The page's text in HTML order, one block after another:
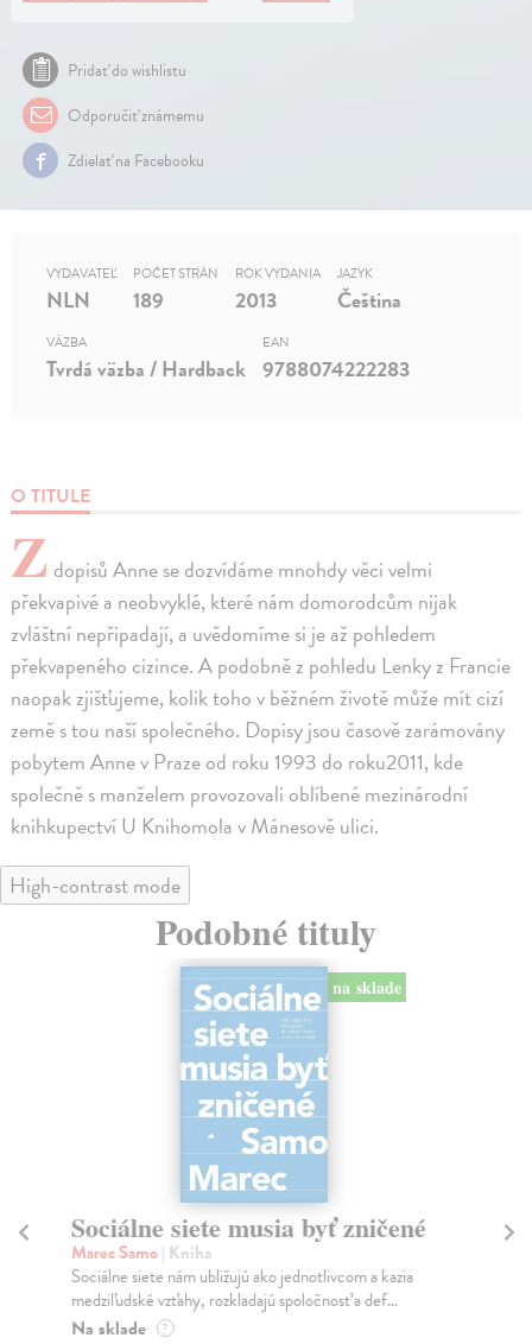
Pridať do wishlistu
Odporučiť známemu
Zdielať na Facebooku
O TITULE
Z dopisů Anne se dozvídáme mnohdy věci velmi
překvapivé a neobvyklé, které nám domorodcům nijak
zvláštní nepřipadají, a uvědomíme si je až pohledem
překvapeného cizince. A podobně z pohledu Lenky z Francie
naopak zjišťujeme, kolik toho v běžném životě může mít cizí
země s tou naší společného. Dopisy jsou časově zarámovány
pobytem Anne v Praze od roku 1993 do roku2011, kde
společně s manželem provozovali oblíbené mezinárodní
knihkupectví U Knihomola v Mánesově ulici.
VYDAVATEĽ
NLN
POČET STRÁN
189
ROK VYDANIA
2013
JAZYK
Čeština
VÄZBA
Tvrdá väzba / Hardback
EAN
9788074222283
High-contrast mode
Podobné tituly
na sklade
Sociálne siete musia byť zničené
Marec Samo| Kniha
Sociálne siete nám ubližujú ako jednotlivcom a kazia
medziľudské vzťahy, rozkladajú spoločnosť a def...
Na sklade ?